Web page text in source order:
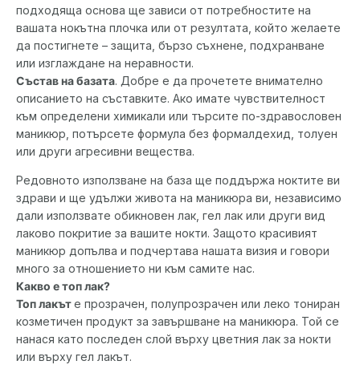
подходяща основа ще зависи от потребностите на
вашата нокътна плочка или от резултата, който желаете
да постигнете – защита, бързо съхнене, подхранване
или изглаждане на неравности.
Състав на базата. Добре е да прочетете внимателно
описанието на съставките. Ако имате чувствителност
към определени химикали или търсите по-здравословен
маникюр, потърсете формула без формалдехид, толуен
или други агресивни вещества.
Редовното използване на база ще поддържа ноктите ви
здрави и ще удължи живота на маникюра ви, независимо
дали използвате обикновен лак, гел лак или други вид
лаково покритие за вашите нокти. Защото красивият
маникюр допълва и подчертава нашата визия и говори
много за отношението ни към самите нас.
Какво е топ лак?
Топ лакъте прозрачен, полупрозрачен или леко тониран
козметичен продукт за завършване на маникюра. Той се
нанася като последен слой върху цветния лак за нокти
или върху гел лакът.